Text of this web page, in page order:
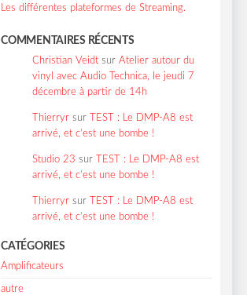
Les différentes plateformes de Streaming.
COMMENTAIRES RÉCENTS
Christian Veidt surAtelier autour du
vinyl avec Audio Technica, le jeudi 7
décembre à partir de 14h
Thierryr sur
TEST : Le DMP-A8 est
arrivé, et c’est une bombe !
Studio 23 sur
TEST : Le DMP-A8 est
arrivé, et c’est une bombe !
Thierryr sur
TEST : Le DMP-A8 est
arrivé, et c’est une bombe !
CATÉGORIES
Amplificateurs
autre